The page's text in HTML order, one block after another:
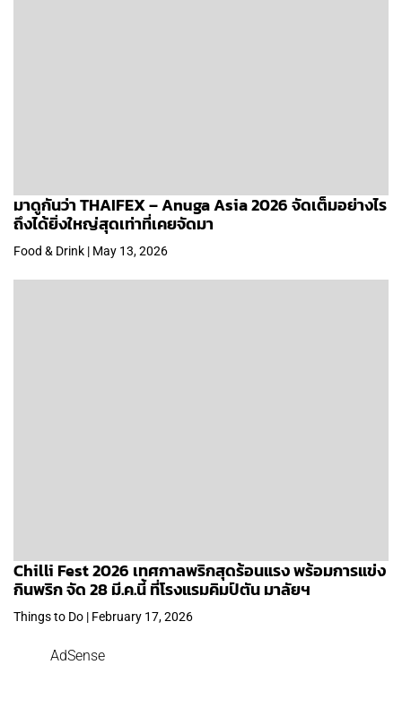
มาดูกันว่า THAIFEX – Anuga Asia 2026 จัดเต็มอย่างไร
ถึงได้ยิ่งใหญ่สุดเท่าที่เคยจัดมา
Food & Drink | May 13, 2026
Chilli Fest 2026 เทศกาลพริกสุดร้อนแรง พร้อมการแข่ง
กินพริก จัด 28 มี.ค.นี้ ที่โรงแรมคิมป์ตัน มาลัยฯ
Things to Do | February 17, 2026
AdSense